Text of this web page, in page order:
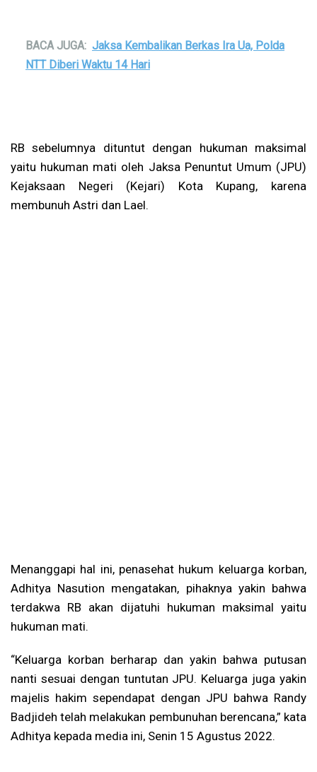
BACA JUGA: Jaksa Kembalikan Berkas Ira Ua, Polda
NTT Diberi Waktu 14 Hari
RB sebelumnya dituntut dengan hukuman maksimal
yaitu hukuman mati oleh Jaksa Penuntut Umum (JPU)
Kejaksaan Negeri (Kejari) Kota Kupang, karena
membunuh Astri dan Lael.
Menanggapi hal ini, penasehat hukum keluarga korban,
Adhitya Nasution mengatakan, pihaknya yakin bahwa
terdakwa RB akan dijatuhi hukuman maksimal yaitu
hukuman mati.
“Keluarga korban berharap dan yakin bahwa putusan
nanti sesuai dengan tuntutan JPU. Keluarga juga yakin
majelis hakim sependapat dengan JPU bahwa Randy
Badjideh telah melakukan pembunuhan berencana,” kata
Adhitya kepada media ini, Senin 15 Agustus 2022.